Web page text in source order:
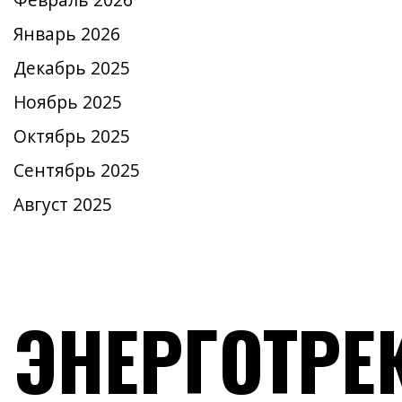
Январь 2026
Декабрь 2025
Ноябрь 2025
Октябрь 2025
Сентябрь 2025
Август 2025